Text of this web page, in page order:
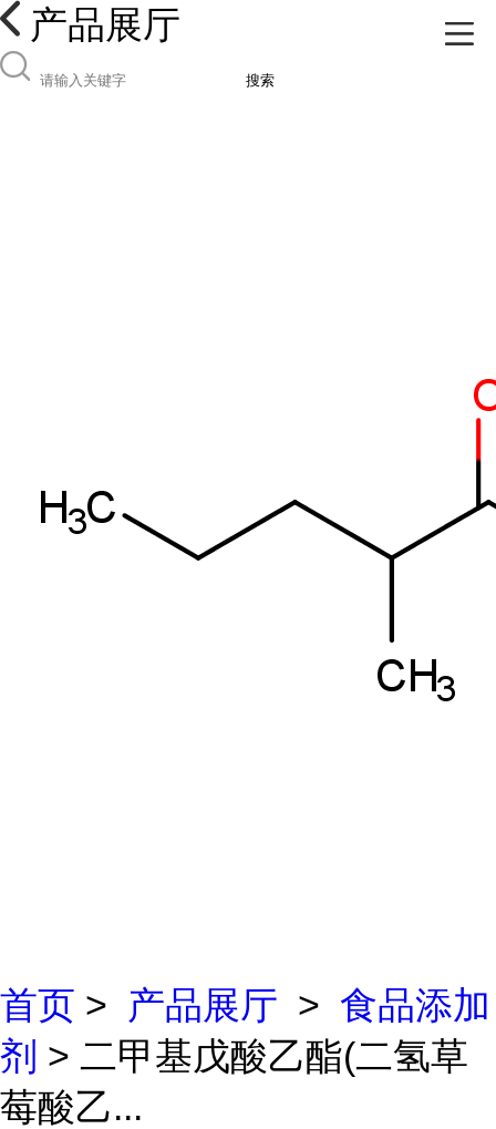
产品展厅
搜索
首页 > 产品展厅 > 食品添加
剂 > 二甲基戊酸乙酯(二氢草
莓酸乙...